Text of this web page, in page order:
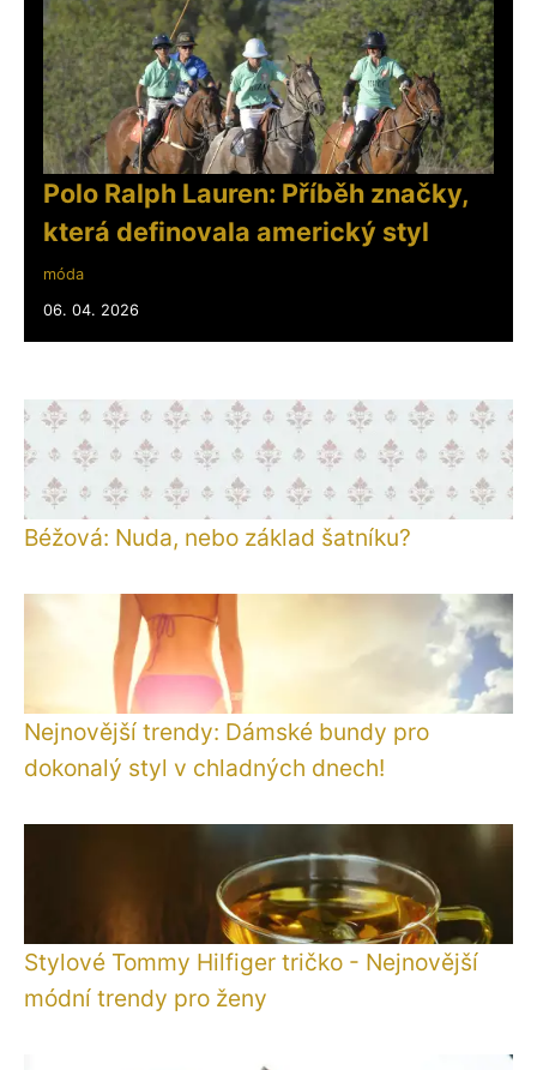
Polo Ralph Lauren: Příběh značky,
která definovala americký styl
móda
06. 04. 2026
Béžová: Nuda, nebo základ šatníku?
Nejnovější trendy: Dámské bundy pro
dokonalý styl v chladných dnech!
Stylové Tommy Hilfiger tričko - Nejnovější
módní trendy pro ženy